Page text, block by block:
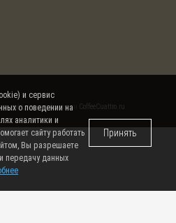
кофе, чая и кофемашин CoffeeCuattro.ru
и сервис
о поведении на
аналитики и
сайту работать
Вы разрешаете
передачу данных
Принять